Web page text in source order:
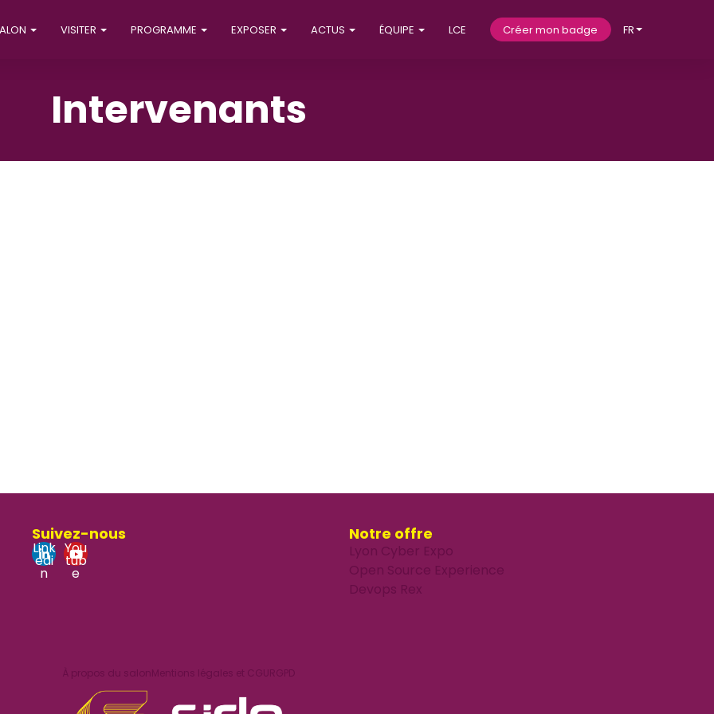
VISITER PROGRAMME EXPOSER ACTUS ÉQUIPE LCE Créer mon badge FR
Intervenants
Suivez-nous
Link
edi
n
You
tub
e
Notre offre
Lyon Cyber Expo
Open Source Experience
Devops Rex
À propos du salonMentions légales et CGURGPD